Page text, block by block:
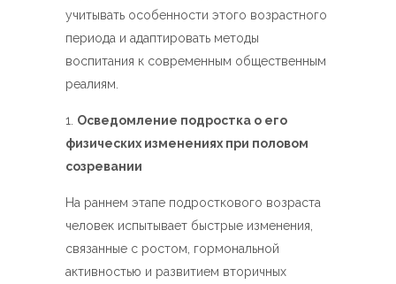
учитывать особенности этого возрастного
периода и адаптировать методы
воспитания к современным общественным
реалиям.
Осведомление подростка о его
физических изменениях при половом
созревании
На раннем этапе подросткового возраста
человек испытывает быстрые изменения,
связанные с ростом, гормональной
активностью и развитием вторичных